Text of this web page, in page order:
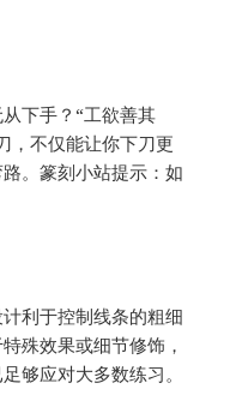
下手？“工欲善其
，不仅能让你下刀更
。篆刻小站提示：如
利于控制线条的粗细
殊效果或细节修饰，
够应对大多数练习。